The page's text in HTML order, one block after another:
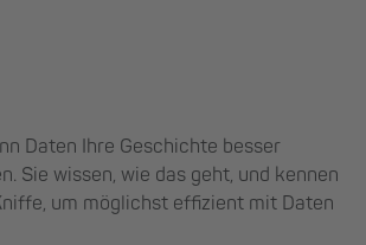
Daten Ihre Geschichte besser
Sie wissen, wie das geht, und kennen
um möglichst effizient mit Daten